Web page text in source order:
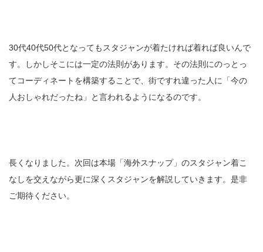
30代40代50代となってもスタジャンが着たければ着れば良いんで
す。しかしそこには一定の法則があります。その法則にのっとっ
てコーディネートを構築することで、街ですれ違った人に「今の
人おしゃれだったね」と言われるようになるのです。
長くなりました。次回は本場「海外スナップ」のスタジャン着こ
なしを交えながら更に深くスタジャンを解説していきます。是非
ご期待ください。